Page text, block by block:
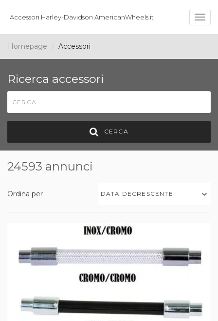
Accessori Harley-Davidson AmericanWheels.it
Homepage Accessori
Ricerca accessori
CERCA
24593 annunci
Ordina per DATA DECRESCENTE